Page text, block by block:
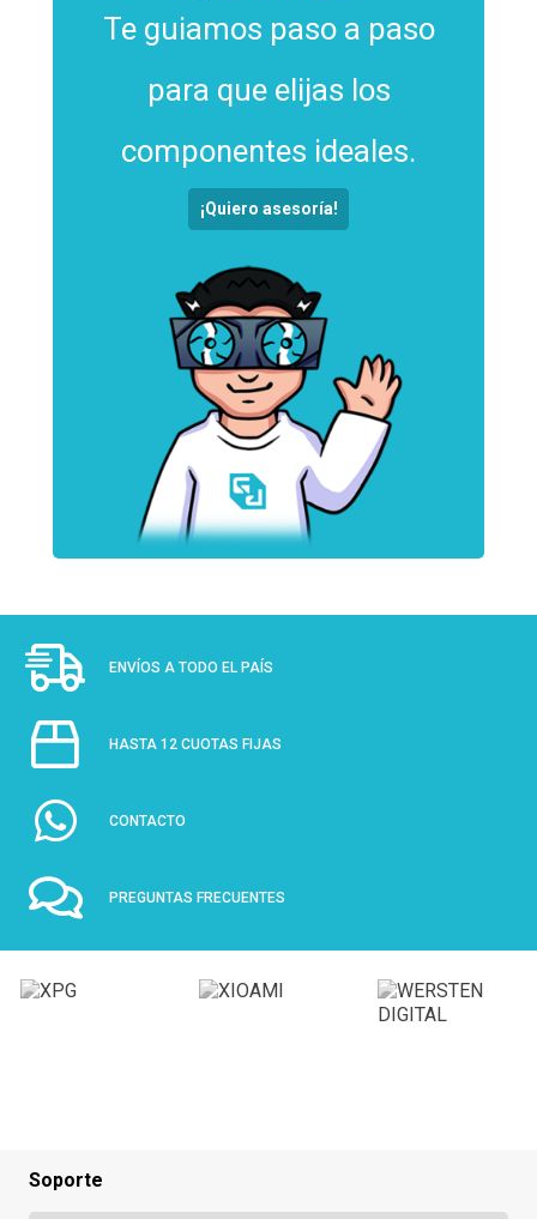
Te guiamos paso a paso
para que elijas los
componentes ideales.
¡Quiero asesoría!
ENVÍOS A TODO EL PAÍS
HASTA 12 CUOTAS FIJAS
CONTACTO
PREGUNTAS FRECUENTES
Soporte